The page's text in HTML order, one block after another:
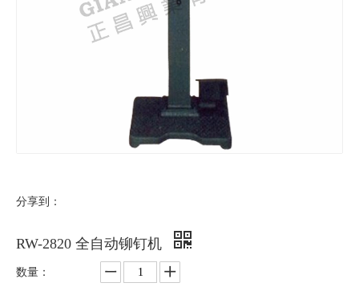
分享到：
RW-2820 全自动铆钉机
数量：